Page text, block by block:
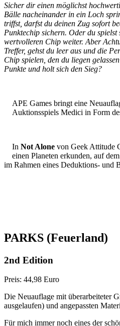
Sicher dir einen möglichst
Bälle nacheinander in ein Loch
triffst, darfst du deinen Zug sofort
Punktechip sichern. Oder du spielst
wertvolleren Chip weiter. Aber
Treffer, gehst du leer aus und die
Chip spielen, den du liegen
Punkte und holt sich den Sieg?
APE Games bringt eine
Auktionsspiels Medici in Form
In Not Alone von Geek Attitude
einen Planeten erkunden, auf
im Rahmen eines Deduktions- und
PARKS (Feuerland)
2nd Edition
Preis: 44,98 Euro
Die Neuauflage mit überarbeiteter
ausgelaufen) und angepassten
Für mich immer noch eines der